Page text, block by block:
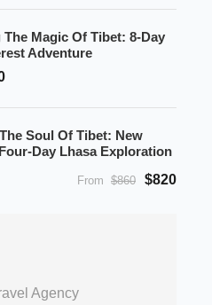
Magic Of Tibet: 8-Day
Adventure
Soul Of Tibet: New
Day Lhasa Exploration
From $860 $820
Agency